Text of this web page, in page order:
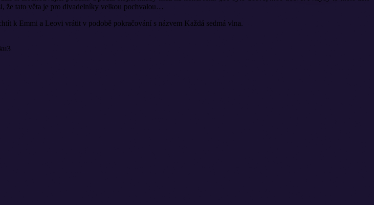
že tato věta je pro divadelníky velkou pochvalou…
k Emmi a Leovi vrátit v podobě pokračování s názvem Každá sedmá vlna.